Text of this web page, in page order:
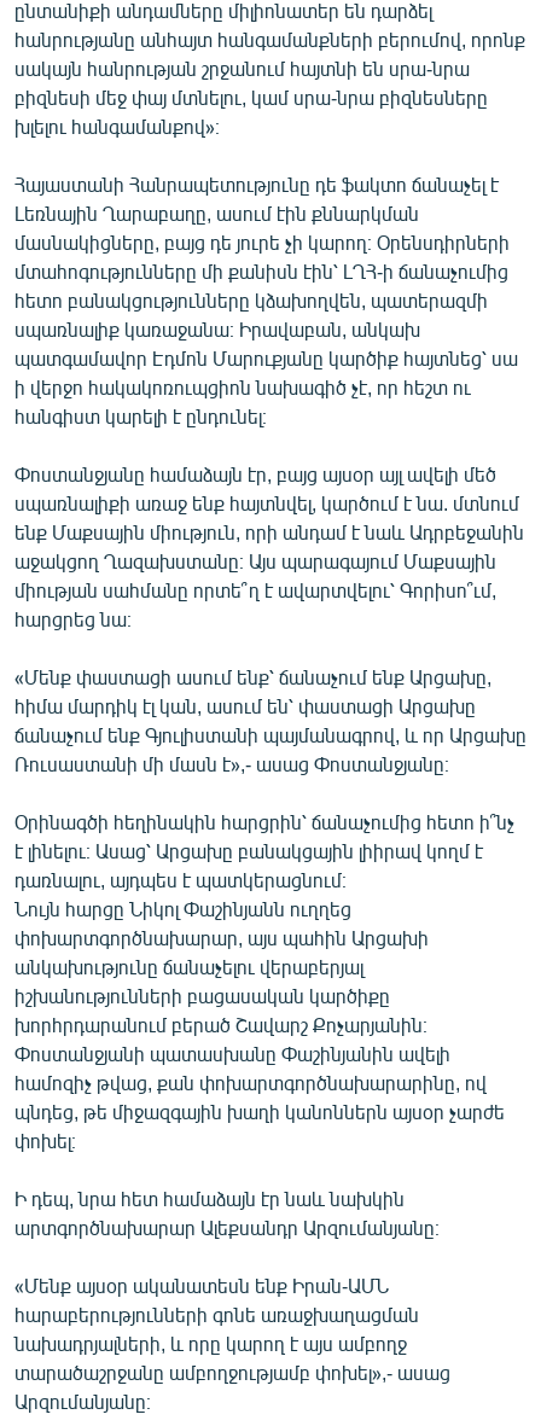
ընտանիքի անդամները միլիոնատեր են դարձել
հանրությանը անհայտ հանգամանքների բերումով, որոնք
սակայն հանրության շրջանում հայտնի են սրա-նրա
բիզնեսի մեջ փայ մտնելու, կամ սրա-նրա բիզնեսները
խլելու հանգամանքով»։
Հայաստանի Հանրապետությունը դե ֆակտո ճանաչել է
Լեռնային Ղարաբաղը, ասում էին քննարկման
մասնակիցները, բայց դե յուրե չի կարող։ Օրենսդիրների
մտահոգությունները մի քանիսն էին՝ ԼՂՀ-ի ճանաչումից
հետո բանակցությունները կձախողվեն, պատերազմի
սպառնալիք կառաջանա։ Իրավաբան, անկախ
պատգամավոր Էդմոն Մարուքյանը կարծիք հայտնեց՝ սա
ի վերջո հակակոռուպցիոն նախագիծ չէ, որ հեշտ ու
հանգիստ կարելի է ընդունել։
Փոստանջյանը համաձայն էր, բայց այսօր այլ ավելի մեծ
սպառնալիքի առաջ ենք հայտնվել, կարծում է նա. մտնում
ենք Մաքսային միություն, որի անդամ է նաև Ադրբեջանին
աջակցող Ղազախստանը։ Այս պարագայում Մաքսային
միության սահմանը որտե՞ղ է ավարտվելու՝ Գորիսո՞ւմ,
հարցրեց նա։
«Մենք փաստացի ասում ենք՝ ճանաչում ենք Արցախը,
հիմա մարդիկ էլ կան, ասում են՝ փաստացի Արցախը
ճանաչում ենք Գյուլիստանի պայմանագրով, և որ Արցախը
Ռուսաստանի մի մասն է»,- ասաց Փոստանջյանը։
Օրինագծի հեղինակին հարցրին՝ ճանաչումից հետո ի՞նչ
է լինելու։ Ասաց՝ Արցախը բանակցային լիիրավ կողմ է
դառնալու, այդպես է պատկերացնում։
Նույն հարցը Նիկոլ Փաշինյանն ուղղեց
փոխարտգործնախարար, այս պահին Արցախի
անկախությունը ճանաչելու վերաբերյալ
իշխանությունների բացասական կարծիքը
խորհրդարանում բերած Շավարշ Քոչարյանին։
Փոստանջյանի պատասխանը Փաշինյանին ավելի
համոզիչ թվաց, քան փոխարտգործնախարարինը, ով
պնդեց, թե միջազգային խաղի կանոններն այսօր չարժե
փոխել։
Ի դեպ, նրա հետ համաձայն էր նաև նախկին
արտգործնախարար Ալեքսանդր Արզումանյանը։
«Մենք այսօր ականատեսն ենք Իրան-ԱՄՆ
հարաբերությունների գոնե առաջխաղացման
նախադրյալների, և որը կարող է այս ամբողջ
տարածաշրջանը ամբողջությամբ փոխել»,- ասաց
Արզումանյանը։